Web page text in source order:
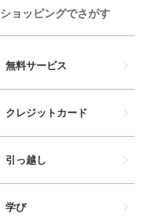
ショッピングでさがす
無料サービス
クレジットカード
引っ越し
学び